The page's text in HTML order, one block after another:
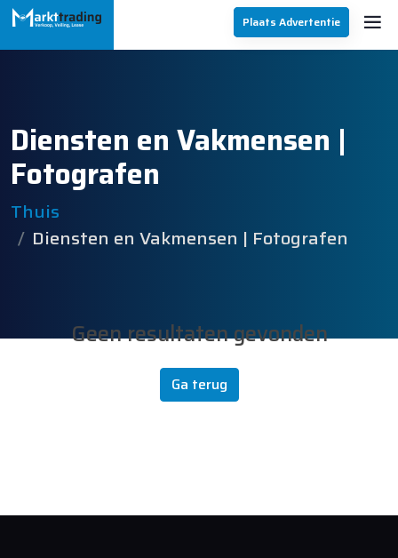
Plaats Advertentie
Diensten en Vakmensen |
Fotografen
Thuis
Diensten en Vakmensen | Fotografen
Geen resultaten gevonden
Ga terug